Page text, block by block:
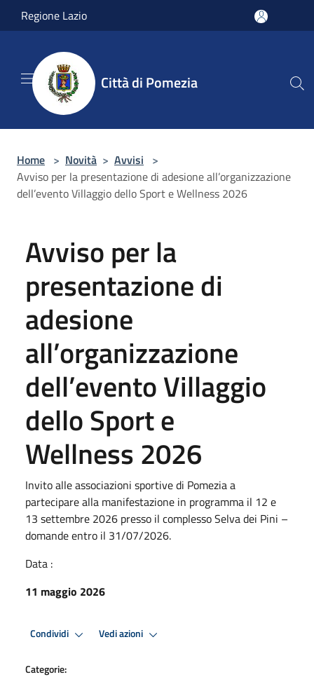
Salta al contenuto principale
Regione Lazio
Città di Pomezia
Home > Novità > Avvisi >
Avviso per la presentazione di adesione all’organizzazione
dell’evento Villaggio dello Sport e Wellness 2026
Avviso per la
presentazione di
adesione
all’organizzazione
dell’evento Villaggio
dello Sport e
Wellness 2026
Invito alle associazioni sportive di Pomezia a
partecipare alla manifestazione in programma il 12 e
13 settembre 2026 presso il complesso Selva dei Pini –
domande entro il 31/07/2026.
Data :
11 maggio 2026
Condividi Vedi azioni
Categorie: